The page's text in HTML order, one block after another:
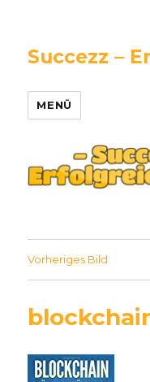
Succezz –
MENÜ
Vorheriges Bild